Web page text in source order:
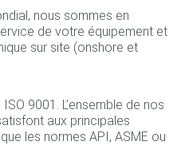
nous sommes en
de votre équipement et
sur site (onshore et
9001. L’ensemble de nos
aux principales
les normes API, ASME ou